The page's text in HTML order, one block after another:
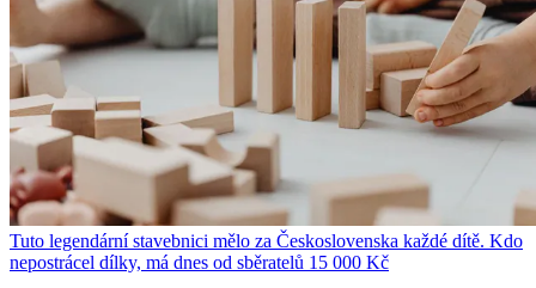
Tuto legendární stavebnici mělo za Československa každé dítě. Kdo
nepostrácel dílky, má dnes od sběratelů 15 000 Kč